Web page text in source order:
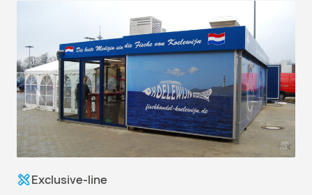
Exclusive-line